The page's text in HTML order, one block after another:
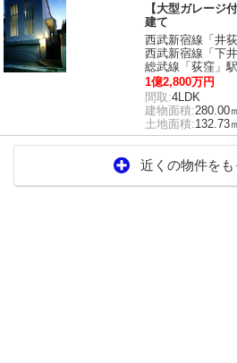
【大型ガレー
建て
西武新宿線「井
西武新宿線「下
総武線「荻窪」
1億2,800万円
間取:4LDK
建物面積:280.00
土地面積:132.73
近くの物件をも